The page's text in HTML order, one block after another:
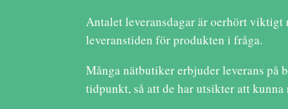
Antalet leveransdagar är oerhört
leveranstiden för produkten i fråga.
Många nätbutiker erbjuder leverans på
tidpunkt, så att de har utsikter att